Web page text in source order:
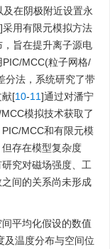
在阴极附近设置永
]采用有限元模拟方法
旨在提升离子源电
PIC/MCC(粒子网格/
分法，系统研究了带
献[10-11]通过对潘宁
模拟技术获取了
MCC和有限元模
存在模型复杂度
究对磁场强度、工
间的关系尚未形成
平均化假设的数值
及温度分布与空间位